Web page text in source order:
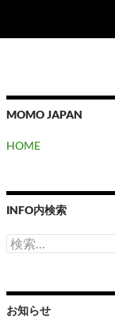
MOMO JAPAN
HOME
INFO内検索
検
索:
お知らせ